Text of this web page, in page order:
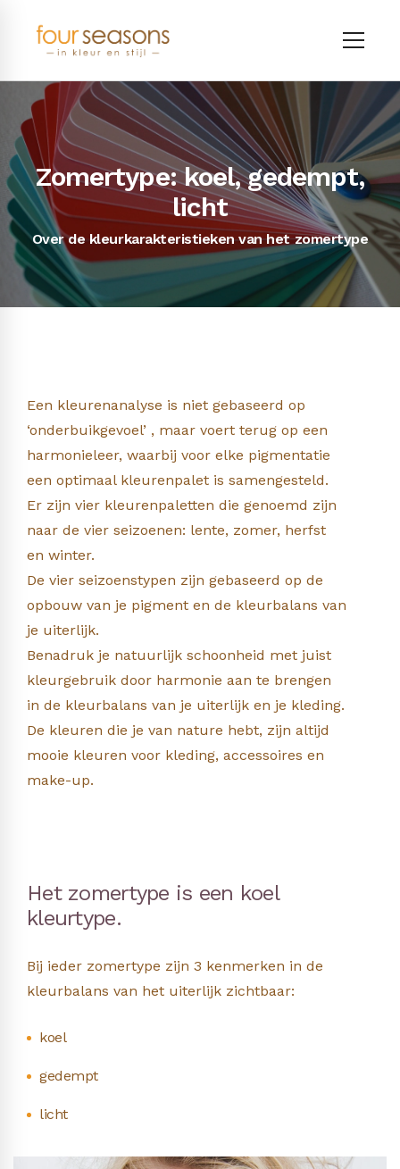
Zomertype: koel, gedempt,
licht
Over de kleurkarakteristieken van het zomertype
Een kleurenanalyse is niet gebaseerd op
‘onderbuikgevoel’ , maar voert terug op een
harmonieleer, waarbij voor elke pigmentatie
een optimaal kleurenpalet is samengesteld.
Er zijn vier kleurenpaletten die genoemd zijn
naar de vier seizoenen: lente, zomer, herfst
en winter.
De vier seizoenstypen zijn gebaseerd op de
opbouw van je pigment en de kleurbalans van
je uiterlijk.
Benadruk je natuurlijk schoonheid met juist
kleurgebruik door harmonie aan te brengen
in de kleurbalans van je uiterlijk en je kleding.
De kleuren die je van nature hebt, zijn altijd
mooie kleuren voor kleding, accessoires en
make-up.
Het zomertype is een koel
kleurtype.
Bij ieder zomertype zijn 3 kenmerken in de
kleurbalans van het uiterlijk zichtbaar:
koel
gedempt
licht